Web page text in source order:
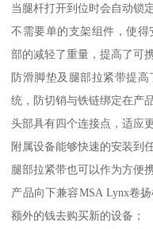
当腿杆打开到位时会自动锁
不需要单的支架组件，使
部的减轻了重量，提高了可
防滑脚垫及腿部拉紧带提
统，防切销与铁链绑定在产
头部具有四个连接点，适应
附属设备能够快速的安装到
腿部拉紧带也可以作为方便
产品向下兼容MSA Lynx卷
额外的钱去购买新的设备；